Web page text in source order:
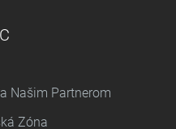
Našim Partnerom
Zóna